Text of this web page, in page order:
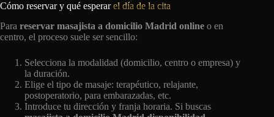
Cómo reservar y qué esperarel día de la cita
Para reservar masajista a domicilio Madrid online o en
centro, el proceso suele ser sencillo:
Selecciona la modalidad (domicilio, centro o empresa) y
la duración.
Elige el tipo de masaje: terapéutico, relajante,
postoperatorio, para embarazadas, etc.
Introduce tu dirección y franja horaria. Si buscas